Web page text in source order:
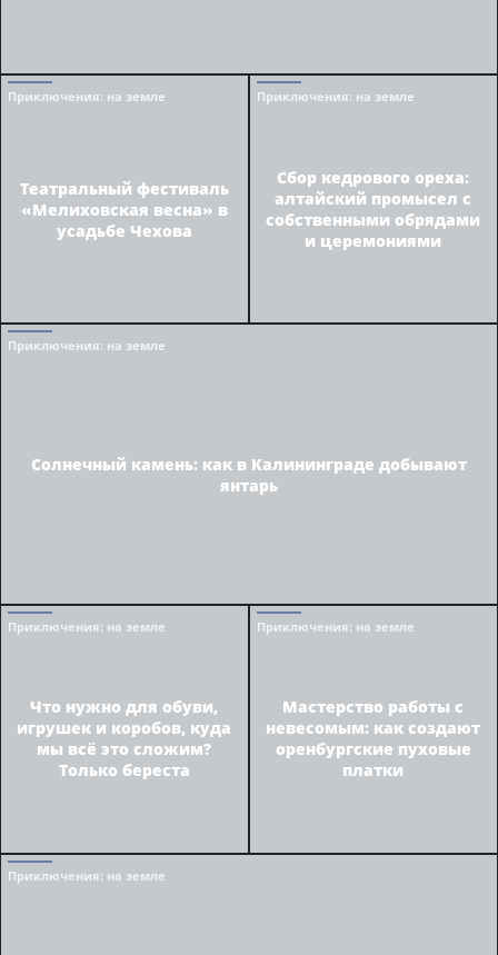
Приключения: на земле
Театральный фестиваль
«Мелиховская весна» в
усадьбе Чехова
Приключения: на земле
Сбор кедрового ореха:
алтайский промысел с
собственными обрядами
и церемониями
Приключения: на земле
Солнечный камень: как в Калининграде добывают
янтарь
Приключения: на земле
Что нужно для обуви,
игрушек и коробов, куда
мы всё это сложим?
Только береста
Приключения: на земле
Мастерство работы с
невесомым: как создают
оренбургские пуховые
платки
Приключения: на земле